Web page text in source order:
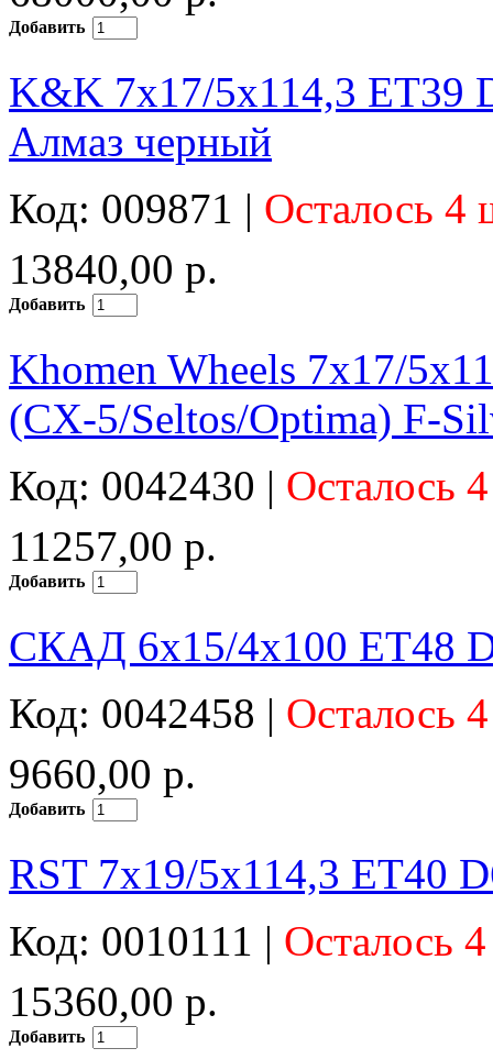
Добавить
K&K 7x17/5x114,3 ET39
Алмаз черный
Код: 009871 | Осталось 4
13840,00 р.
Добавить
Khomen Wheels 7x17/
(CX-5/Seltos/Optima) F-
Код: 0042430 | Осталось
11257,00 р.
Добавить
СКАД 6x15/4x100 ET48
Код: 0042458 | Осталось
9660,00 р.
Добавить
RST 7x19/5x114,3 ET40
Код: 0010111 | Осталось
15360,00 р.
Добавить